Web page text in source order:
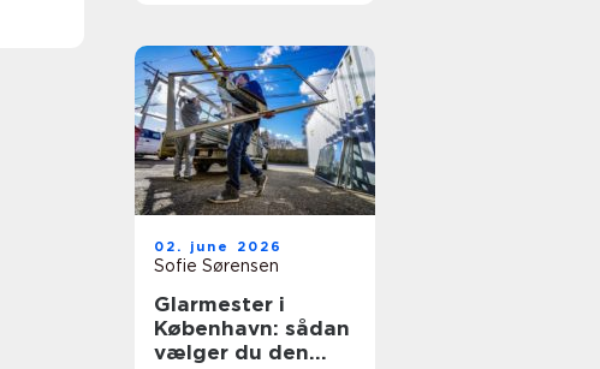
02. june 2026
Sofie Sørensen
Glarmester i
København: sådan
vælger du den